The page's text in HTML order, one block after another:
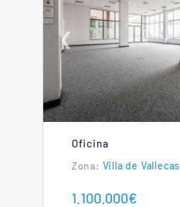
❮
Oficina
Villa de Vallecas
1.100.000€